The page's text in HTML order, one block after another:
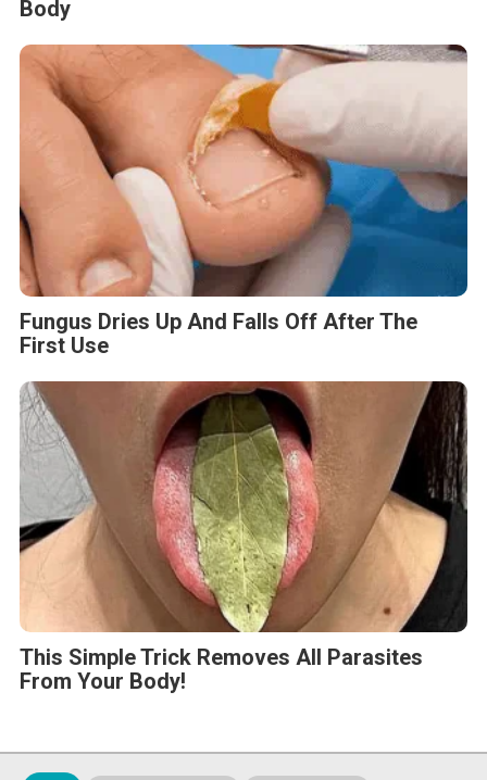
Body
Fungus Dries Up And Falls Off After The
First Use
This Simple Trick Removes All Parasites
From Your Body!